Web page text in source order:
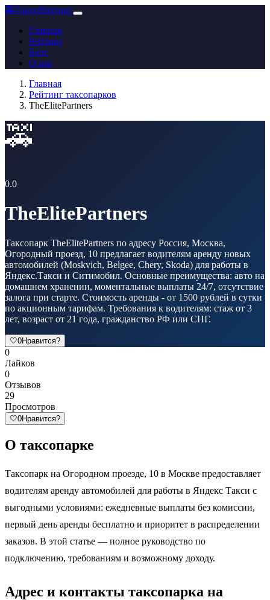
🚕ТаксоРейтинг
Главная
Рейтинг
Блог
О нас
Главная
Рейтинг таксопарков
TheElitePartners
🚕
0.0
TheElitePartners
Таксопарк TheElitePartners по адресу Россия, Москва,
Огородный проезд, 10 предлагает водителям аренду новых
автомобилей (Moskvich, Belgee, Chery, Skoda) для работы в
Яндекс.Такси и Ситимобил. Основные преимущества: авто на
домашнем хранении, моментальные выплаты 24/7, отсутствие
залога при старте. Стоимость аренды - от 1500 рублей в сутки
по акционным тарифам. Требования к водителям: стаж от 3
лет, возраст от 21 года, гражданство РФ или СНГ.
🤍0Нравится?
0
Лайков
0
Отзывов
29
Просмотров
🤍0Нравится?
О таксопарке
Таксопарк на Огородном проезде, 10 в Москве предоставляет
водителям аренду автомобилей для работы в Яндекс Такси с
выгодными условиями: ежедневные выплаты без комиссии,
первый день аренды бесплатно и приоритет в распределении
заказов. В этой статье — полное руководство по
подключению, требованиям и возможному доходу.
Адрес и контакты таксопарка на